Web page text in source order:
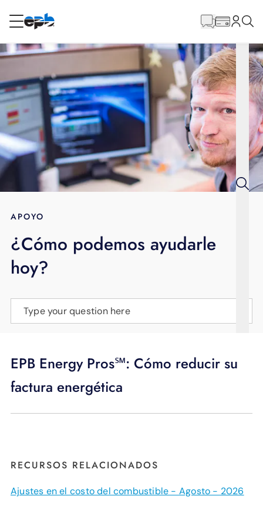
RESIDENCIAL
Internet
Energía
Televisión
BLOG
APOYO
principal
APOYO
¿Cómo podemos ayudarle
hoy?
Type your question here
EPB Energy Pros℠: Cómo reducir su
factura energética
RECURSOS RELACIONADOS
Ajustes en el costo del combustible - Agosto - 2026